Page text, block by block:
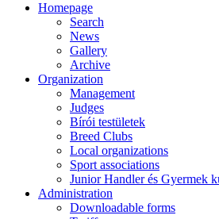
Homepage
Search
News
Gallery
Archive
Organization
Management
Judges
Bírói testületek
Breed Clubs
Local organizations
Sport associations
Junior Handler és Gyermek
Administration
Downloadable forms